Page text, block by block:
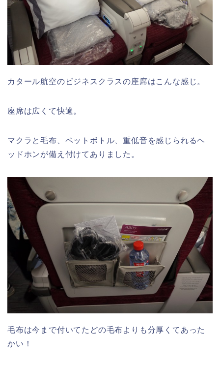
カタール航空のビジネスクラスの座席はこんな感じ。
座席は広くて快適。
マクラと毛布、ペットボトル、重低音を感じられるヘ
ッドホンが備え付けてありました。
毛布は今まで付いてたどの毛布よりも分厚くてあった
かい！